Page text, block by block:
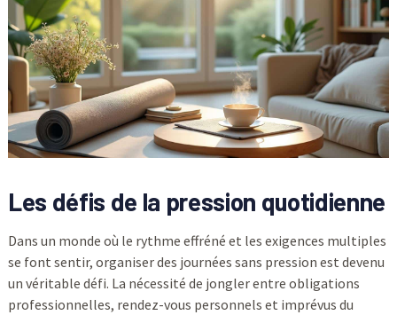
Les défis de la pression quotidienne
Dans un monde où le rythme effréné et les exigences multiples
se font sentir, organiser des journées sans pression est devenu
un véritable défi. La nécessité de jongler entre obligations
professionnelles, rendez-vous personnels et imprévus du